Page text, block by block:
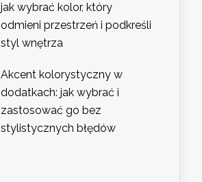
jak wybrać kolor, który
odmieni przestrzeń i podkreśli
styl wnętrza
Akcent kolorystyczny w
dodatkach: jak wybrać i
zastosować go bez
stylistycznych błędów